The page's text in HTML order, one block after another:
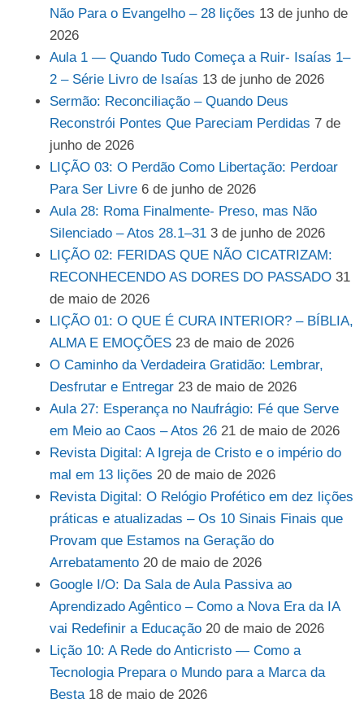
Não Para o Evangelho – 28 lições 13 de junho de
2026
Aula 1 — Quando Tudo Começa a Ruir- Isaías 1–
2 – Série Livro de Isaías 13 de junho de 2026
Sermão: Reconciliação – Quando Deus
Reconstrói Pontes Que Pareciam Perdidas 7 de
junho de 2026
LIÇÃO 03: O Perdão Como Libertação: Perdoar
Para Ser Livre 6 de junho de 2026
Aula 28: Roma Finalmente- Preso, mas Não
Silenciado – Atos 28.1–31 3 de junho de 2026
LIÇÃO 02: FERIDAS QUE NÃO CICATRIZAM:
RECONHECENDO AS DORES DO PASSADO 31
de maio de 2026
LIÇÃO 01: O QUE É CURA INTERIOR? – BÍBLIA,
ALMA E EMOÇÕES 23 de maio de 2026
O Caminho da Verdadeira Gratidão: Lembrar,
Desfrutar e Entregar 23 de maio de 2026
Aula 27: Esperança no Naufrágio: Fé que Serve
em Meio ao Caos – Atos 26 21 de maio de 2026
Revista Digital: A Igreja de Cristo e o império do
mal em 13 lições 20 de maio de 2026
Revista Digital: O Relógio Profético em dez lições
práticas e atualizadas – Os 10 Sinais Finais que
Provam que Estamos na Geração do
Arrebatamento 20 de maio de 2026
Google I/O: Da Sala de Aula Passiva ao
Aprendizado Agêntico – Como a Nova Era da IA
vai Redefinir a Educação 20 de maio de 2026
Lição 10: A Rede do Anticristo — Como a
Tecnologia Prepara o Mundo para a Marca da
Besta 18 de maio de 2026